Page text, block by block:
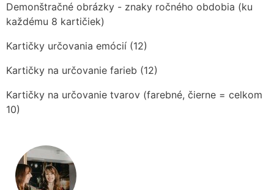
Demonštračné obrázky - znaky ročného obdobia (ku
každému 8 kartičiek)
Kartičky určovania emócií (12)
Kartičky na určovanie farieb (12)
Kartičky na určovanie tvarov (farebné, čierne = celkom
10)